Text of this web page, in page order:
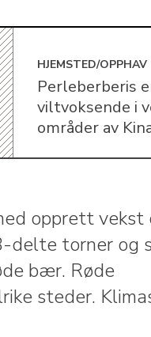
HJEMSTED/OPPHAV
Perleberberis
viltvoksende i
områder av
opprett vekst
delte torner og
bær. Røde
steder.